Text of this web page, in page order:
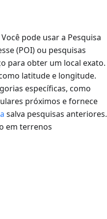
pode usar a Pesquisa
(POI) ou pesquisas
para obter um local exato.
latitude e longitude.
específicas, como
próximos e fornece
salva pesquisas anteriores.
em terrenos